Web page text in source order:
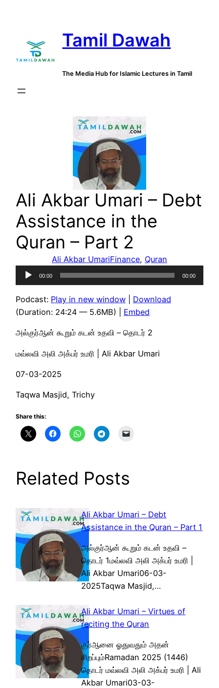
Tamil Dawah
The Media Hub for Islamic Lectures in Tamil
Ali Akbar Umari – Debt
Assistance in the
Quran – Part 2
Ali Akbar UmariFinance, Quran
Audio
Player
00:00 00:00
Podcast: Play in new window
Download
(Duration: 24:24 — 5.6MB) | Embed
அல்குர்ஆன் கூறும் கடன் உதவி – தொடர் 2
மவ்லவி அலி அக்பர் உமரி | Ali Akbar Umari
07-03-2025
Taqwa Masjid, Trichy
Share this:
Related Posts
Ali Akbar Umari – Debt
Assistance in the Quran – Part 1
அல்குர்ஆன் கூறும் கடன் உதவி –
தொடர் 1மவ்லவி அலி அக்பர் உமரி |
Ali Akbar Umari06-03-
2025Taqwa Masjid,…
Ali Akbar Umari – Virtues of
reciting the Quran
குர்ஆனை ஓதுவதும் அதன்
சிறப்பும்Ramadan 2025 (1446)
தொடர் மவ்லவி அலி அக்பர் உமரி | Ali
Akbar Umari03-03-